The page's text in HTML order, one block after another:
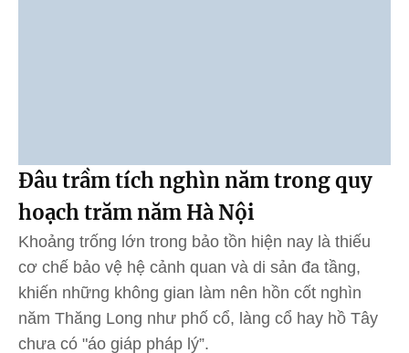
Đâu trầm tích nghìn năm trong quy
hoạch trăm năm Hà Nội
Khoảng trống lớn trong bảo tồn hiện nay là thiếu
cơ chế bảo vệ hệ cảnh quan và di sản đa tầng,
khiến những không gian làm nên hồn cốt nghìn
năm Thăng Long như phố cổ, làng cổ hay hồ Tây
chưa có "áo giáp pháp lý”.